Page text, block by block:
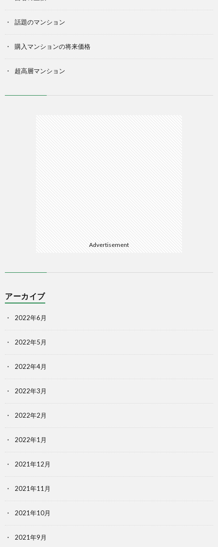
話題のマンション
購入マンションの将来価格
超高層マンション
Advertisement
アーカイブ
2022年6月
2022年5月
2022年4月
2022年3月
2022年2月
2022年1月
2021年12月
2021年11月
2021年10月
2021年9月